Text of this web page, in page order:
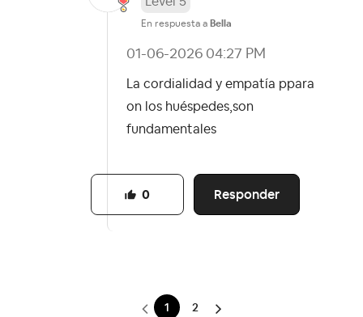
En respuesta a Bella
‎01-06-2026 04:27 PM
La cordialidad y empatía ppara
on los huéspedes,son
fundamentales
Responder
0
1 2